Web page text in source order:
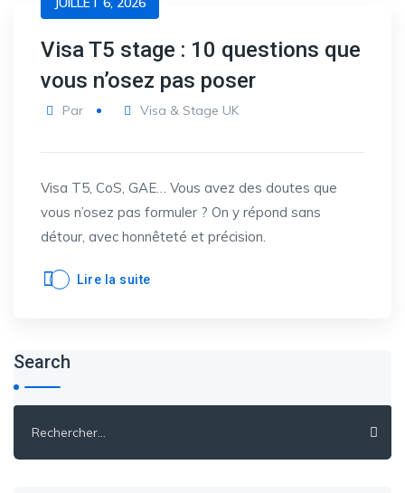
Visa T5 stage : 10 questions que
vous n’osez pas poser
Par Visa & Stage UK
Visa T5, CoS, GAE… Vous avez des doutes que
vous n’osez pas formuler ? On y répond sans
détour, avec honnêteté et précision.
Lire la suite
Search